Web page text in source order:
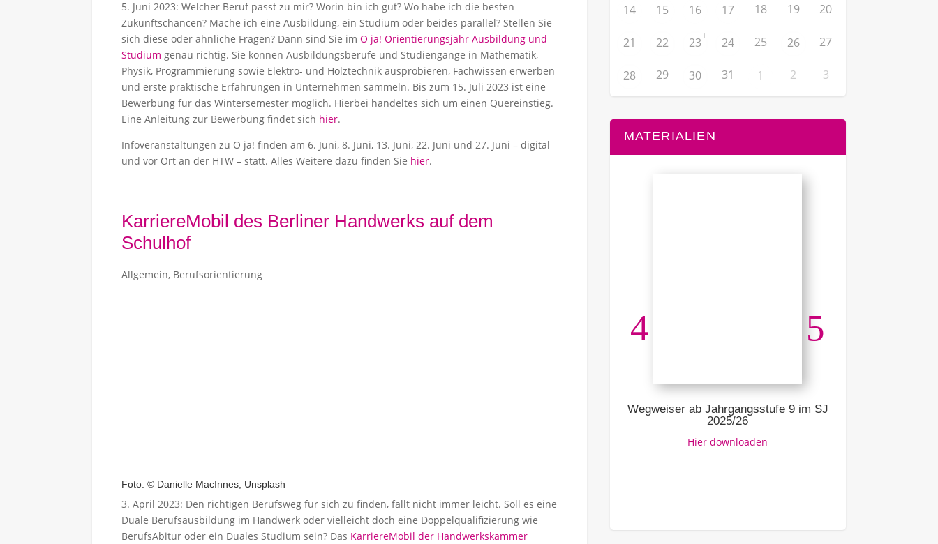
5. Juni 2023: Welcher Beruf passt zu mir? Worin bin ich gut? Wo habe ich die besten
Zukunftschancen? Mache ich eine Ausbildung, ein Studium oder beides parallel? Stellen Sie
sich diese oder ähnliche Fragen? Dann sind Sie im O ja! Orientierungsjahr Ausbildung und
Studium genau richtig. Sie können Ausbildungsberufe und Studiengänge in Mathematik,
Physik, Programmierung sowie Elektro- und Holztechnik ausprobieren, Fachwissen erwerben
und erste praktische Erfahrungen in Unternehmen sammeln. Bis zum 15. Juli 2023 ist eine
Bewerbung für das Wintersemester möglich. Hierbei handeltes sich um einen Quereinstieg.
Eine Anleitung zur Bewerbung findet sich hier.
Infoveranstaltungen zu O ja! finden am 6. Juni, 8. Juni, 13. Juni, 22. Juni und 27. Juni – digital
und vor Ort an der HTW – statt. Alles Weitere dazu finden Sie hier.
KarriereMobil des Berliner Handwerks auf dem
Schulhof
Allgemein, Berufsorientierung
Foto: © Danielle MacInnes, Unsplash
3. April 2023: Den richtigen Berufsweg für sich zu finden, fällt nicht immer leicht. Soll es eine
Duale Berufsausbildung im Handwerk oder vielleicht doch eine Doppelqualifizierung wie
BerufsAbitur oder ein Duales Studium sein? Das KarriereMobil der Handwerkskammer
14 15 16 17 18 19 20
21 22 23+ 24 25 26 27
28 29 30 31 1 2 3
MATERIALIEN
Wegweiser ab Jahrgangsstufe 9 im SJ
2025/26
Hier downloaden